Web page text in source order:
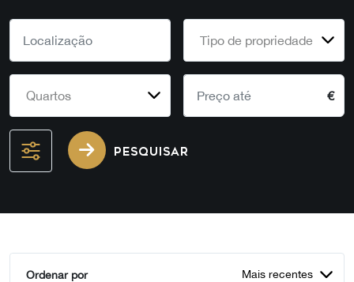
Tipo de propriedade
Quartos €
PESQUISAR
Ordenar por Mais recentes